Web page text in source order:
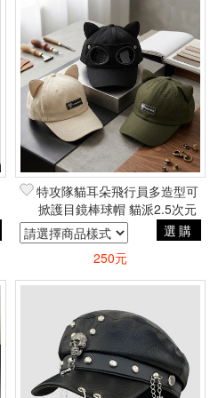
特攻隊貓耳朵飛行員多造型可
掀護目鏡棒球帽 貓派2.5次元
秋葉原可愛動漫風選購
250元